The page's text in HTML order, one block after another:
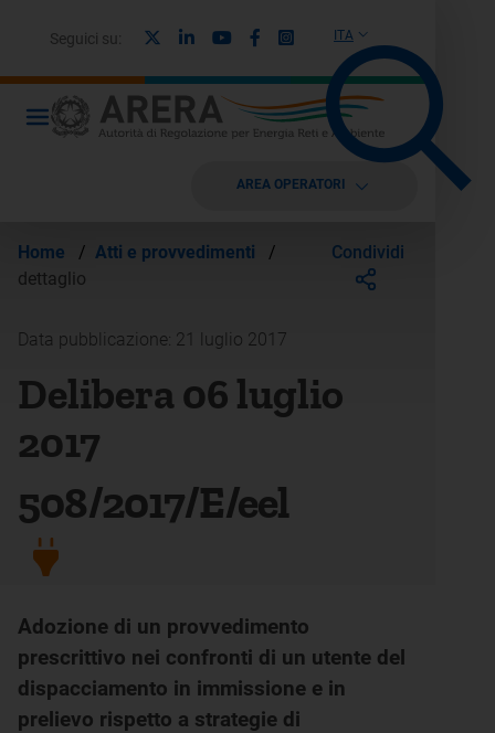
ITA
Seguici su: LinkedinYoutubeFacebook
Instagram
AREA OPERATORI
Home / Atti e provvedimenti
/
dettaglio
Condividi
Data pubblicazione: 21 luglio 2017
Delibera 06 luglio
2017
508/2017/E/eel
Adozione di un provvedimento
prescrittivo nei confronti di un utente del
dispacciamento in immissione e in
prelievo rispetto a strategie di